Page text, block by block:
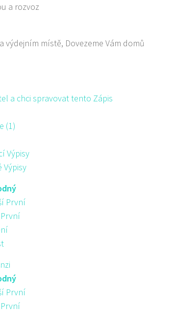
a rozvoz
výdejním místě, Dovezeme Vám domů
a chci spravovat tento Zápis
(1)
Výpisy
Výpisy
První
První